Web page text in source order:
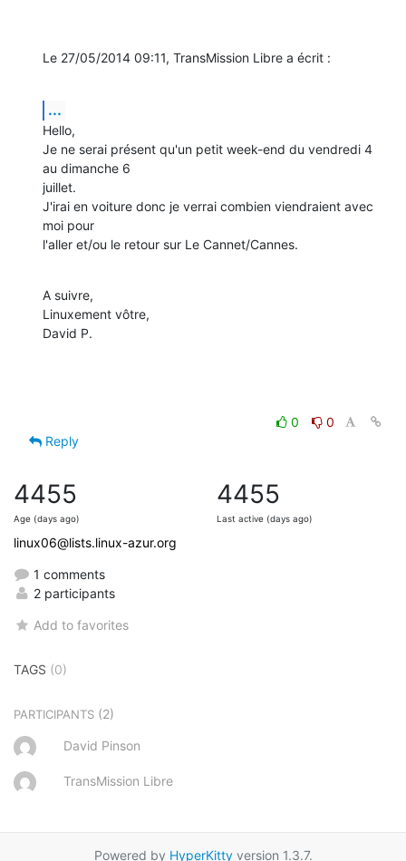
Le 27/05/2014 09:11, TransMission Libre a écrit :
...
Hello,
Je ne serai présent qu'un petit week-end du vendredi 4
au dimanche 6
juillet.
J'irai en voiture donc je verrai combien viendraient avec
moi pour
l'aller et/ou le retour sur Le Cannet/Cannes.
A suivre,
Linuxement vôtre,
David P.
0
0
Reply
4455
Age (days ago)
4455
Last active (days ago)
linux06@lists.linux-azur.org
1 comments
2 participants
Add to favorites
TAGS (0)
PARTICIPANTS (2)
David Pinson
TransMission Libre
Powered by HyperKittyversion 1.3.7.